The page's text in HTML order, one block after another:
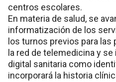
centros escolares.
En materia de salud, se
informatización de los
los turnos previos para
la red de telemedicina y
digital sanitaria como
incorporará la historia